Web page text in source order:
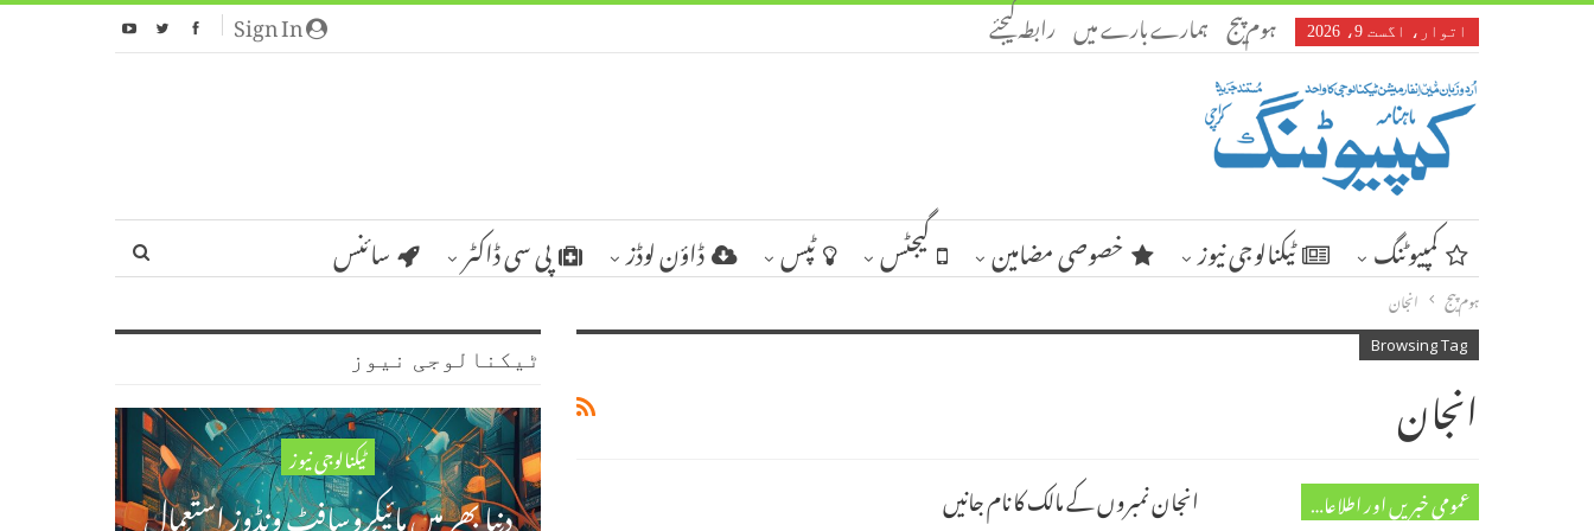
Sign In اتوار، اگست 9، 2026 ہوم پیج ہمارے بارے میں رابطہ کیجئے
کمپیوٹنگ ٹیکنالوجی نیوز خصوصی مضامین گیجٹس ٹپس ڈاؤن لوڈز پی سی ڈاکٹر سائنس
ہوم پیج انجان
Browsing Tag
انجان
عمومی خبریں اور اطلاعات انجان نمبروں کے مالک کا نام جانیں
ٹیکنالوجی نیوز
ٹیکنالوجی نیوز
دنیا بھر میں مائیکروسافٹ ونڈوز استعمال